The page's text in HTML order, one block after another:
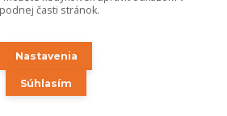
časti stránok.
Nastavenia
Súhlasím